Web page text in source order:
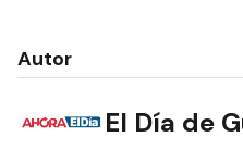
Autor
El Día de